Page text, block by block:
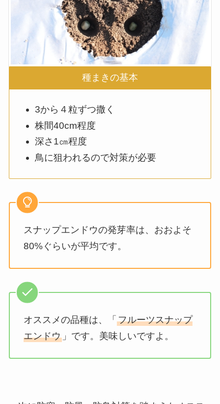
種まきの基本
3から４粒ずつ撒く
株間40cm程度
深さ1㎝程度
鳥に狙われるので対策が必要
スナップエンドウの発芽率は、おおよそ
80%ぐらいが平均です。
オススメの品種は、「フルーツスナップ
エンドウ 」です。美味しいですよ。